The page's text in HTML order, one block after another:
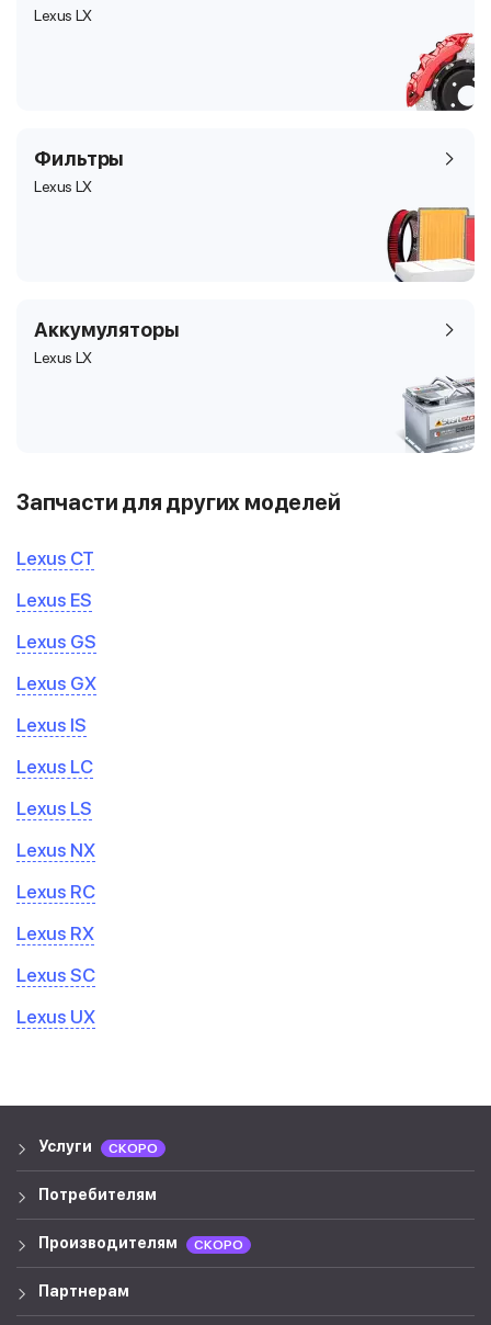
Lexus LX
Фильтры
Lexus LX
Аккумуляторы
Lexus LX
Запчасти для других моделей
Lexus CT
Lexus ES
Lexus GS
Lexus GX
Lexus IS
Lexus LC
Lexus LS
Lexus NX
Lexus RC
Lexus RX
Lexus SC
Lexus UX
Услуги СКОРО
Потребителям
Производителям СКОРО
Партнерам